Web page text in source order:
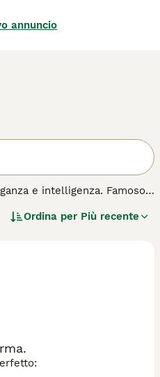
annuncio
e intelligenza. Famoso
un compagno familiare per
ma soprattutto, necessita
Ordina per Più recente